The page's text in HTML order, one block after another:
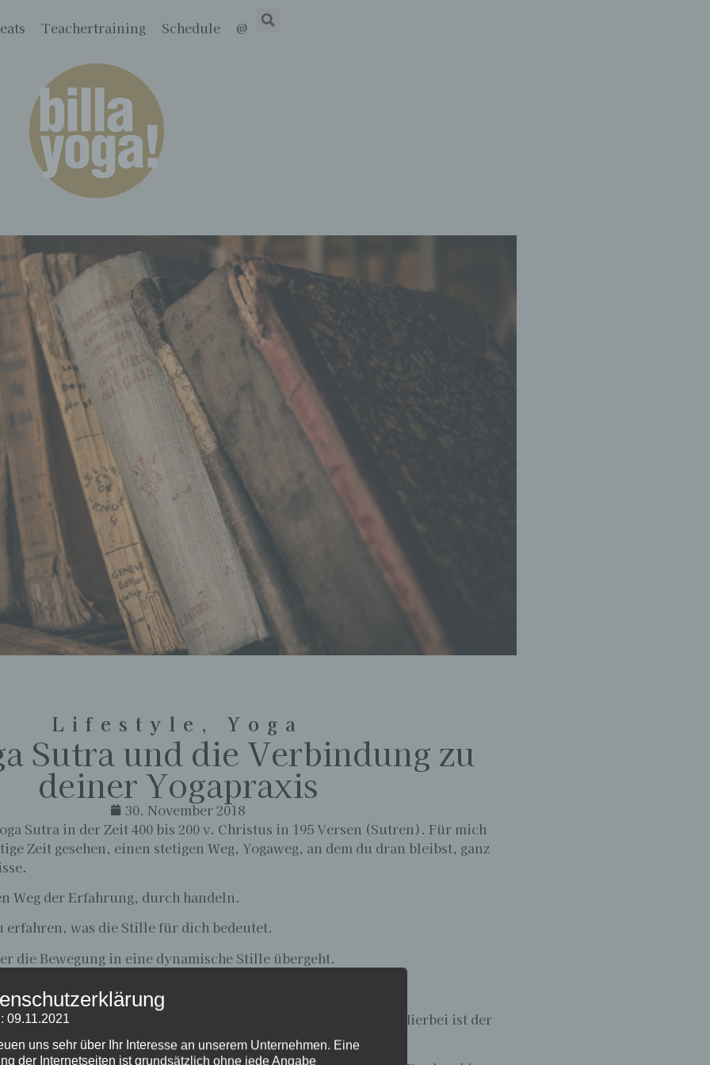
Teachertraining Schedule @
Lifestyle , Yoga
Sutra und die Verbindung zu
deiner Yogapraxis
30. November 2018
Sutra in der Zeit 400 bis 200 v. Christus in 195 Versen (Sutren). Für mich
Zeit gesehen, einen stetigen Weg, Yogaweg, an dem du dran bleibst, ganz
Weg der Erfahrung, durch handeln.
was die Stille für dich bedeutet.
die Bewegung in eine dynamische Stille übergeht.
ein ruhiger Betrachter sein & bleiben kann.
für alles, was ist. Nicht geleitet von Impulsen von aussen. Hierbei ist der
mit Atemübungen kannst du deinen Geist beruhigen.
09.11.2021
uns sehr über Ihr Interesse an unserem Unternehmen. Eine
der Internetseiten ist grundsätzlich ohne jede Angabe